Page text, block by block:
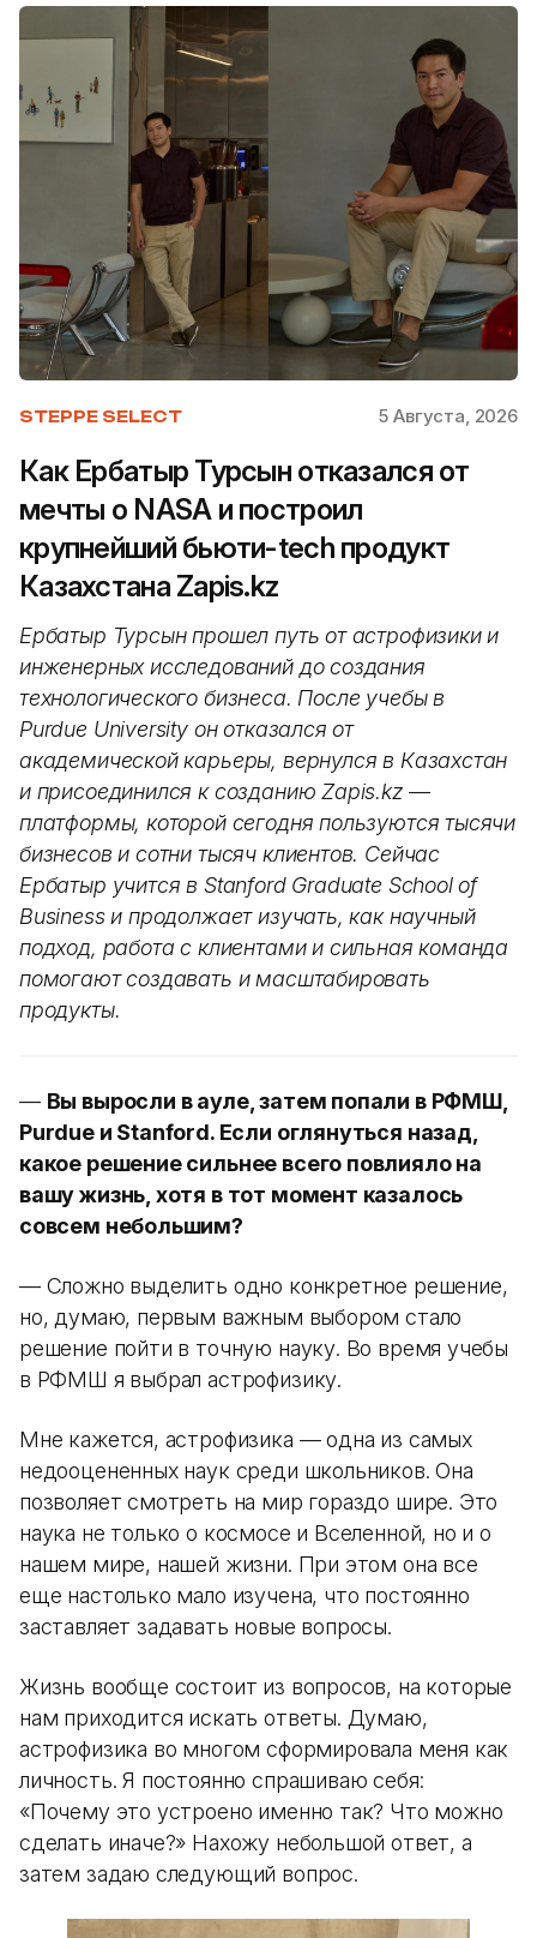
STEPPE SELECT 5 Августа, 2026
Как Ербатыр Турсын отказался от
мечты о NASA и построил
крупнейший бьюти-tech продукт
Казахстана Zapis.kz
Ербатыр Турсын прошел путь от астрофизики и
инженерных исследований до создания
технологического бизнеса. После учебы в
Purdue University он отказался от
академической карьеры, вернулся в Казахстан
и присоединился к созданию Zapis.kz —
платформы, которой сегодня пользуются тысячи
бизнесов и сотни тысяч клиентов. Сейчас
Ербатыр учится в Stanford Graduate School of
Business и продолжает изучать, как научный
подход, работа с клиентами и сильная команда
помогают создавать и масштабировать
продукты.
— Вы выросли в ауле, затем попали в РФМШ,
Purdue и Stanford. Если оглянуться назад,
какое решение сильнее всего повлияло на
вашу жизнь, хотя в тот момент казалось
совсем небольшим?
— Сложно выделить одно конкретное решение,
но, думаю, первым важным выбором стало
решение пойти в точную науку. Во время учебы
в РФМШ я выбрал астрофизику.
Мне кажется, астрофизика — одна из самых
недооцененных наук среди школьников. Она
позволяет смотреть на мир гораздо шире. Это
наука не только о космосе и Вселенной, но и о
нашем мире, нашей жизни. При этом она все
еще настолько мало изучена, что постоянно
заставляет задавать новые вопросы.
Жизнь вообще состоит из вопросов, на которые
нам приходится искать ответы. Думаю,
астрофизика во многом сформировала меня как
личность. Я постоянно спрашиваю себя:
«Почему это устроено именно так? Что можно
сделать иначе?» Нахожу небольшой ответ, а
затем задаю следующий вопрос.